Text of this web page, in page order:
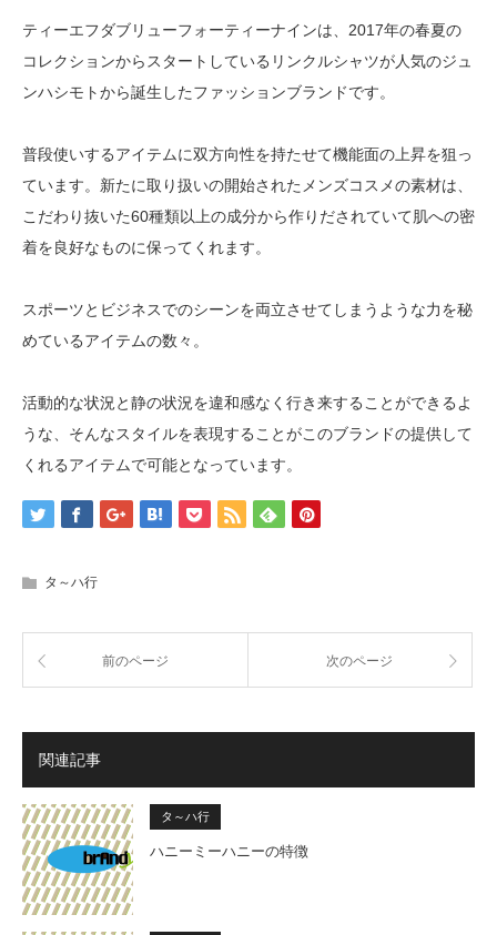
ティーエフダブリューフォーティーナインは、2017年の春夏の
コレクションからスタートしているリンクルシャツが人気のジュ
ンハシモトから誕生したファッションブランドです。
普段使いするアイテムに双方向性を持たせて機能面の上昇を狙っ
ています。新たに取り扱いの開始されたメンズコスメの素材は、
こだわり抜いた60種類以上の成分から作りだされていて肌への密
着を良好なものに保ってくれます。
スポーツとビジネスでのシーンを両立させてしまうような力を秘
めているアイテムの数々。
活動的な状況と静の状況を違和感なく行き来することができるよ
うな、そんなスタイルを表現することがこのブランドの提供して
くれるアイテムで可能となっています。
タ～ハ行
前のページ 次のページ
関連記事
タ～ハ行
ハニーミーハニーの特徴